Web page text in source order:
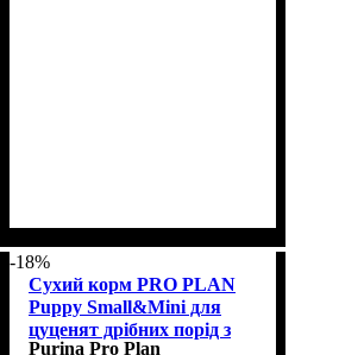
-18%
Сухий корм PRO PLAN
Puppy Small&Mini для
цуценят дрібних порід з
Purina Pro Plan